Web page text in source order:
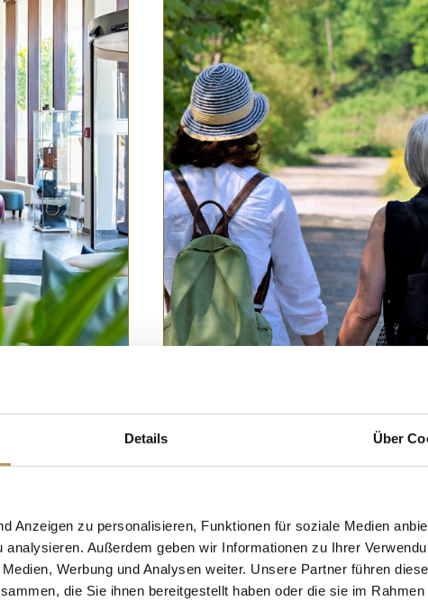
Details Über
Anzeigen zu personalisieren, Funktionen für soziale Medien
Außerdem geben wir Informationen zu Ihrer
Werbung und Analysen weiter. Unsere Partner führen
die Sie ihnen bereitgestellt haben oder die sie im
van de
EXCURSIE VOOR
nachten
Samen ontspannen, verwend